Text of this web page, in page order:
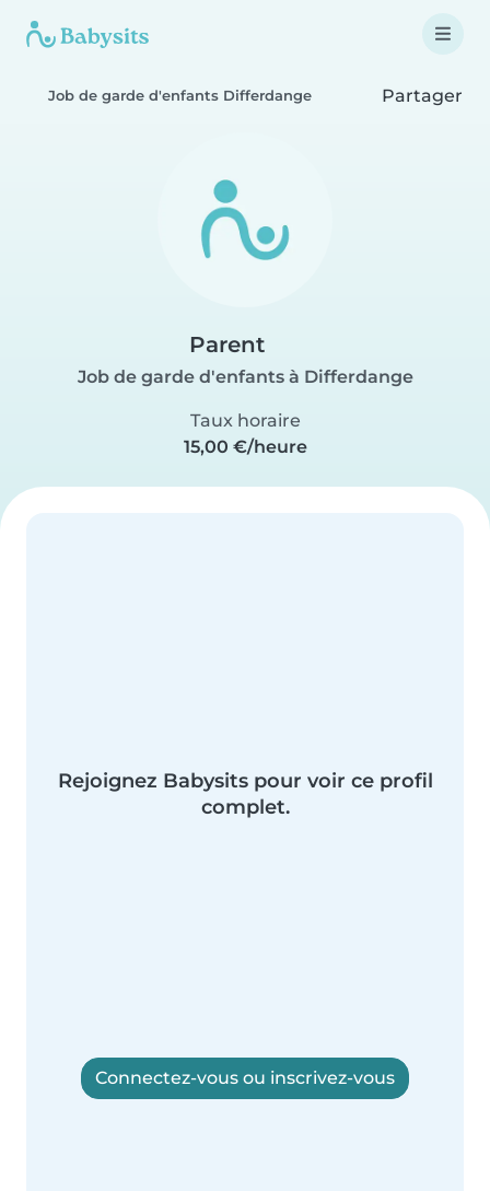
Job de garde d'enfants Differdange Partager
Parent
Job de garde d'enfants à Differdange
Taux horaire
15,00 €/heure
Rejoignez Babysits pour voir ce profil
complet.
Connectez-vous ou inscrivez-vous